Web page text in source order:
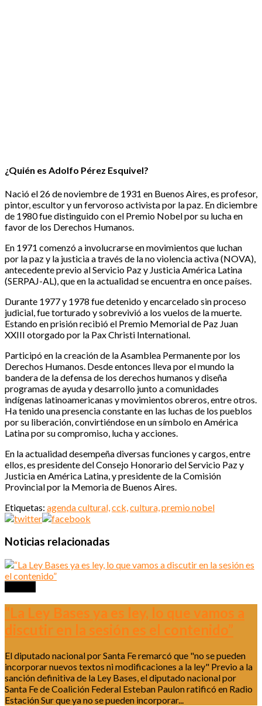
¿Quién es Adolfo Pérez Esquivel?
Nació el 26 de noviembre de 1931 en Buenos Aires, es profesor,
pintor, escultor y un fervoroso activista por la paz. En diciembre
de 1980 fue distinguido con el Premio Nobel por su lucha en
favor de los Derechos Humanos.
En 1971 comenzó a involucrarse en movimientos que luchan
por la paz y la justicia a través de la no violencia activa (NOVA),
antecedente previo al Servicio Paz y Justicia América Latina
(SERPAJ-AL), que en la actualidad se encuentra en once países.
Durante 1977 y 1978 fue detenido y encarcelado sin proceso
judicial, fue torturado y sobrevivió a los vuelos de la muerte.
Estando en prisión recibió el Premio Memorial de Paz Juan
XXIII otorgado por la Pax Christi International.
Participó en la creación de la Asamblea Permanente por los
Derechos Humanos. Desde entonces lleva por el mundo la
bandera de la defensa de los derechos humanos y diseña
programas de ayuda y desarrollo junto a comunidades
indígenas latinoamericanas y movimientos obreros, entre otros.
Ha tenido una presencia constante en las luchas de los pueblos
por su liberación, convirtiéndose en un símbolo en América
Latina por su compromiso, lucha y acciones.
En la actualidad desempeña diversas funciones y cargos, entre
ellos, es presidente del Consejo Honorario del Servicio Paz y
Justicia en América Latina, y presidente de la Comisión
Provincial por la Memoria de Buenos Aires.
Etiquetas: agenda cultural,cck,cultura,premio nobel
Noticias relacionadas
“La Ley Bases ya es ley, lo que vamos a
discutir en la sesión es el contenido”
El diputado nacional por Santa Fe remarcó que "no se pueden
incorporar nuevos textos ni modificaciones a la ley" Previo a la
sanción definitiva de la Ley Bases, el diputado nacional por
Santa Fe de Coalición Federal Esteban Paulon ratificó en Radio
Estación Sur que ya no se pueden incorporar...